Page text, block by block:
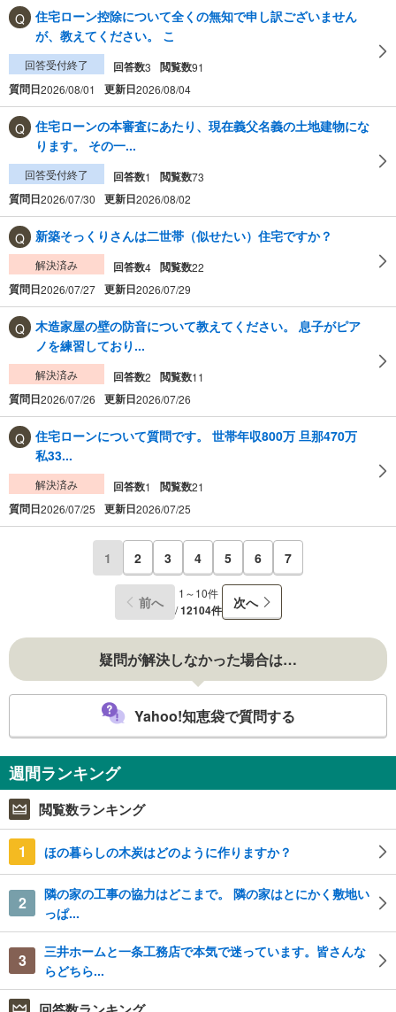
住宅ローン控除について全くの無知で申し訳ございません
が、教えてください。 こ
回答受付終了 回答数3 閲覧数91
質問日2026/08/01 更新日2026/08/04
住宅ローンの本審査にあたり、現在義父名義の土地建物にな
ります。 その一...
回答受付終了 回答数1 閲覧数73
質問日2026/07/30 更新日2026/08/02
新築そっくりさんは二世帯（似せたい）住宅ですか？
解決済み 回答数4 閲覧数22
質問日2026/07/27 更新日2026/07/29
木造家屋の壁の防音について教えてください。 息子がピア
ノを練習しており...
解決済み 回答数2 閲覧数11
質問日2026/07/26 更新日2026/07/26
住宅ローンについて質問です。 世帯年収800万 旦那470万
私33...
解決済み 回答数1 閲覧数21
質問日2026/07/25 更新日2026/07/25
1 2 3 4 5 6 7
前へ
1～10件
/12104件 次へ
疑問が解決しなかった場合は…
Yahoo!知恵袋で質問する
週間ランキング
閲覧数ランキング
1 ほの暮らしの木炭はどのように作りますか？
2
隣の家の工事の協力はどこまで。 隣の家はとにかく敷地い
っぱ...
3
三井ホームと一条工務店で本気で迷っています。皆さんな
らどちら...